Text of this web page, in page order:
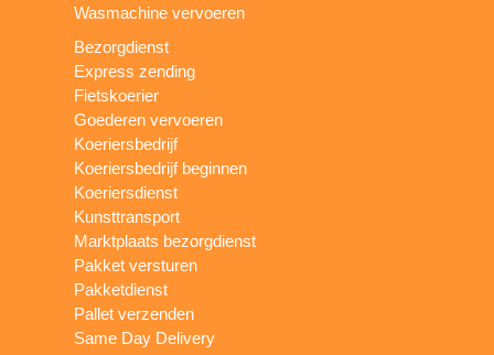
Wasmachine vervoeren
Bezorgdienst
Express zending
Fietskoerier
Goederen vervoeren
Koeriersbedrijf
Koeriersbedrijf beginnen
Koeriersdienst
Kunsttransport
Marktplaats bezorgdienst
Pakket versturen
Pakketdienst
Pallet verzenden
Same Day Delivery